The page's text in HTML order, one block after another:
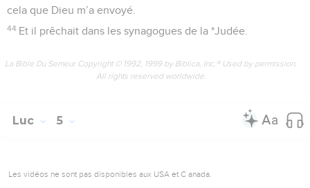
cela que Dieu m’a envoyé.
44 Et il prêchait dans les synagogues de la *Judée.
La Bible Du Semeur Copyright © 1992, 1999 by Biblica, Inc.® Used by permission.
All rights reserved worldwide.
Luc 5
Les vidéos ne sont pas disponibles aux USA et C anada.